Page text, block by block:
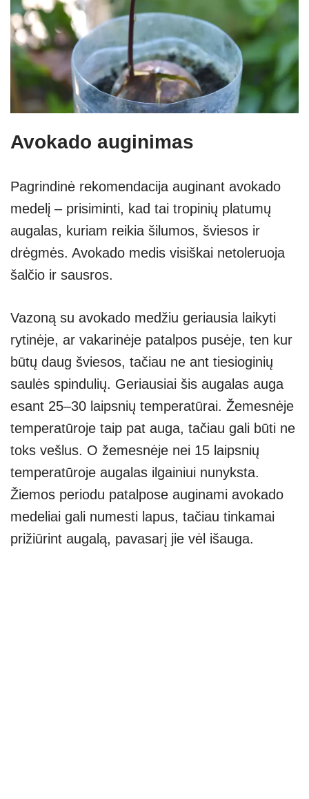
Avokado auginimas
Pagrindinė rekomendacija auginant avokado
medelį – prisiminti, kad tai tropinių platumų
augalas, kuriam reikia šilumos, šviesos ir
drėgmės. Avokado medis visiškai netoleruoja
šalčio ir sausros.
Vazoną su avokado medžiu geriausia laikyti
rytinėje, ar vakarinėje patalpos pusėje, ten kur
būtų daug šviesos, tačiau ne ant tiesioginių
saulės spindulių. Geriausiai šis augalas auga
esant 25–30 laipsnių temperatūrai. Žemesnėje
temperatūroje taip pat auga, tačiau gali būti ne
toks vešlus. O žemesnėje nei 15 laipsnių
temperatūroje augalas ilgainiui nunyksta.
Žiemos periodu patalpose auginami avokado
medeliai gali numesti lapus, tačiau tinkamai
prižiūrint augalą, pavasarį jie vėl išauga.